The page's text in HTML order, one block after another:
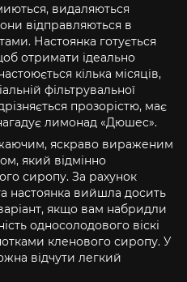
видаляються
відправляються в
Настоянка готується
отримати ідеально
кілька місяців,
фільтрувальної
прозорістю, має
лимонад «Дюшес».
яскраво вираженим
який відмінно
сиропу. За рахунок
настоянка вийшла досить
якщо вам набридли
односолодового віскі
кленового сиропу. У
відчути легкий